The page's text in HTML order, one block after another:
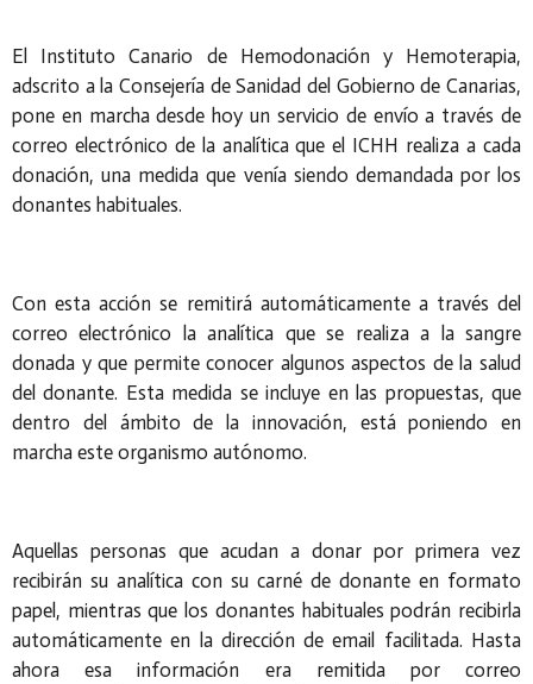
El Instituto Canario de Hemodonación y Hemoterapia,
adscrito a la Consejería de Sanidad del Gobierno de Canarias,
pone en marcha desde hoy un servicio de envío a través de
correo electrónico de la analítica que el ICHH realiza a cada
donación, una medida que venía siendo demandada por los
donantes habituales.
Con esta acción se remitirá automáticamente a través del
correo electrónico la analítica que se realiza a la sangre
donada y que permite conocer algunos aspectos de la salud
del donante. Esta medida se incluye en las propuestas, que
dentro del ámbito de la innovación, está poniendo en
marcha este organismo autónomo.
Aquellas personas que acudan a donar por primera vez
recibirán su analítica con su carné de donante en formato
papel, mientras que los donantes habituales podrán recibirla
automáticamente en la dirección de email facilitada. Hasta
ahora esa información era remitida por correo